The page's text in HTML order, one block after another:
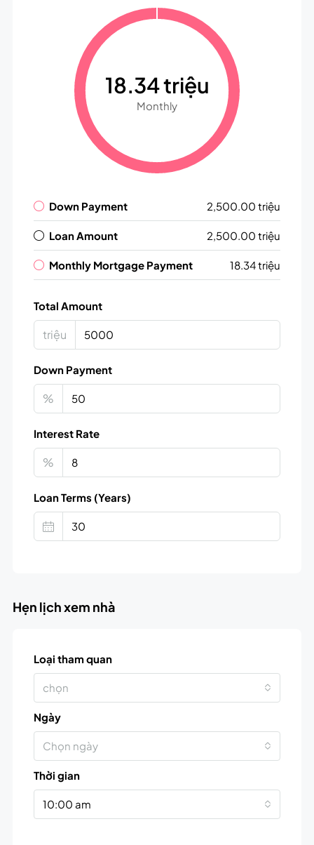
18.34 triệu
Monthly
Down Payment 2,500.00 triệu
Loan Amount 2,500.00 triệu
Monthly Mortgage Payment 18.34 triệu
Total Amount
triệu
Down Payment
%
Interest Rate
%
Loan Terms (Years)
Hẹn lịch xem nhà
Loại tham quan
chọn
Ngày
Chọn ngày
Thời gian
10:00 am